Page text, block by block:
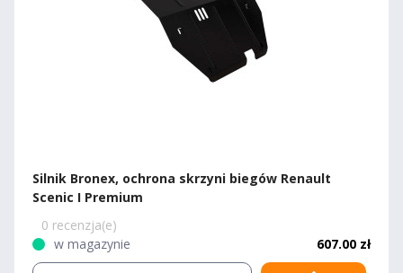
Silnik Bronex, ochrona skrzyni biegów Renault
Scenic I Premium
0 recenzja(e)
w magazynie
607.00 zł